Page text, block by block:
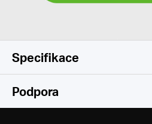
Specifikace
Software
Podpora